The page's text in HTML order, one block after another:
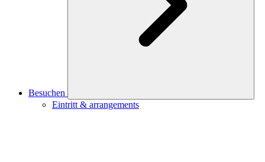
Besuchen
Eintritt & arrangements